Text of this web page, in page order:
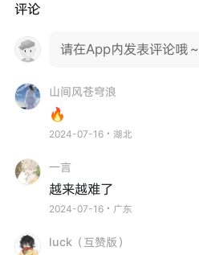
评论
请在App内发表评论哦～
山间风苍穹浪
🔥
2024-07-16・湖北
一言
越来越难了
2024-07-16・广东
luck（互赞版）